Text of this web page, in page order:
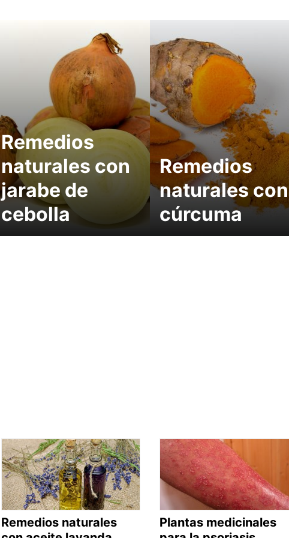
Remedios
naturales con
jarabe de
cebolla
Remedios
naturales con
cúrcuma
Remedios naturales
Plantas medicinales